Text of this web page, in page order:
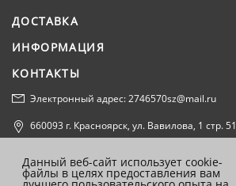
ДОСТАВКА
ИНФОРМАЦИЯ
КОНТАКТЫ
Электронный адрес: 2746570sz@mail.ru
660093 г. Красноярск, ул. Вавилова, 1 стр. 51
Согласие на обработку персональных данных
Данный веб-сайт использует cookie-
файлы в целях предоставления вам